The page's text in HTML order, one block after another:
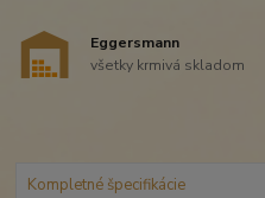
Eggersmann
všetky krmivá skladom
Kompletné špecifikácie